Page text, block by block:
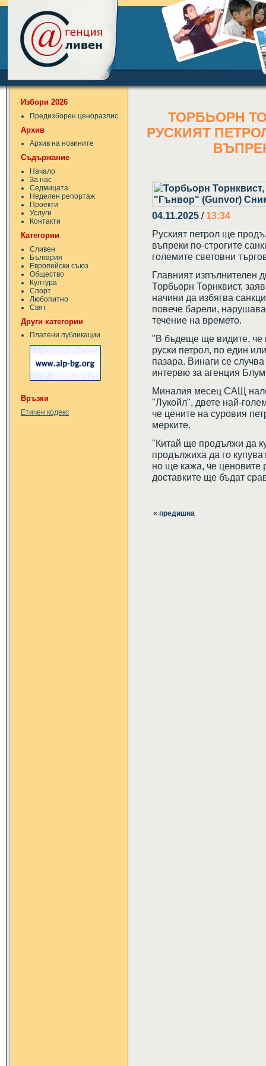
Избори 2026
Предизборен ценоразпис
Архив
Архив на новините
Съдържание
Начало
За нас
Седмицата
Неделен репортаж
Проекти
Услуги
Контакти
Категории
Сливен
България
Европейски съюз
Общество
Култура
Спорт
Любопитно
Свят
Други категории
Платени публикации
Връзки
Етичен кодекс
ТОРБЬОРН
РУСКИЯТ
04.11.2025 / 13:34
Руският петрол ще
въпреки по-строгите
големите световни
Главният изпълнителен
Торбьорн Торнквист,
начини да избягва
повече барели,
течение на времето.
"В бъдеще ще видите, че
руски петрол, по един
пазара. Винаги се
интервю за агенция
Миналия месец САЩ
"Лукойл", двете най-
че цените на суровия
мерките.
"Китай ще продължи да
продължиха да го
но ще кажа, че ценовите
доставките ще бъдат
« предишна